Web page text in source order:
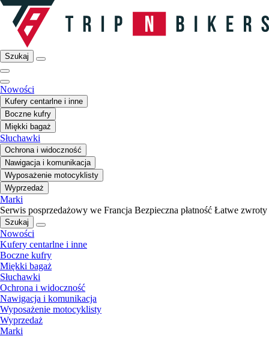
Szukaj
Nowości
Kufery centarlne i inne
Boczne kufry
Miękki bagaż
Słuchawki
Ochrona i widoczność
Nawigacja i komunikacja
Wyposażenie motocyklisty
Wyprzedaż
Marki
Serwis posprzedażowy we Francja Bezpieczna płatność Łatwe zwroty
Szukaj
Nowości
Kufery centarlne i inne
Boczne kufry
Miękki bagaż
Słuchawki
Ochrona i widoczność
Nawigacja i komunikacja
Wyposażenie motocyklisty
Wyprzedaż
Marki